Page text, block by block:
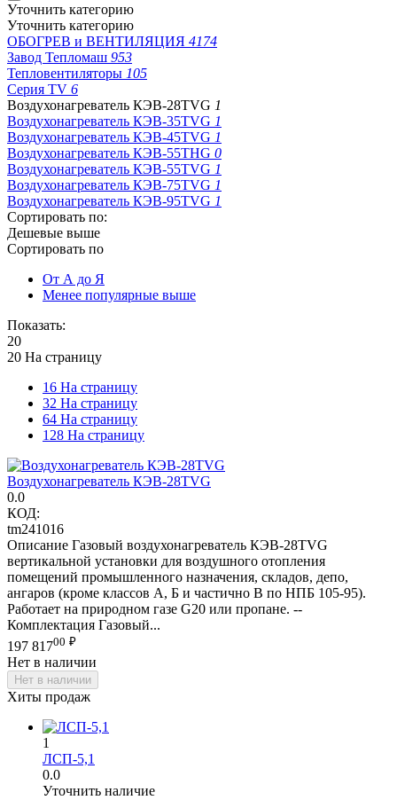
Уточнить категорию
Уточнить категорию
ОБОГРЕВ и ВЕНТИЛЯЦИЯ 4174
Завод Тепломаш 953
Тепловентиляторы 105
Серия TV 6
Воздухонагреватель КЭВ-28TVG 1
Воздухонагреватель КЭВ-35TVG 1
Воздухонагреватель КЭВ-45TVG 1
Воздухонагреватель КЭВ-55THG 0
Воздухонагреватель КЭВ-55TVG 1
Воздухонагреватель КЭВ-75TVG 1
Воздухонагреватель КЭВ-95TVG 1
Сортировать по:
Дешевые выше
Сортировать по
От А до Я
Менее популярные выше
Показать:
20
20 На страницу
16 На страницу
32 На страницу
64 На страницу
128 На страницу
Воздухонагреватель КЭВ-28TVG
0.0
КОД:
tm241016
Описание Газовый воздухонагреватель КЭВ-28TVG
вертикальной установки для воздушного отопления
помещений промышленного назначения, складов, депо,
ангаров (кроме классов А, Б и частично В по НПБ 105-95).
Работает на природном газе G20 или пропане. --
Комплектация Газовый...
197 81700 ₽
Нет в наличии
Нет в наличии
Хиты продаж
1
ЛСП-5,1
0.0
Уточнить наличие